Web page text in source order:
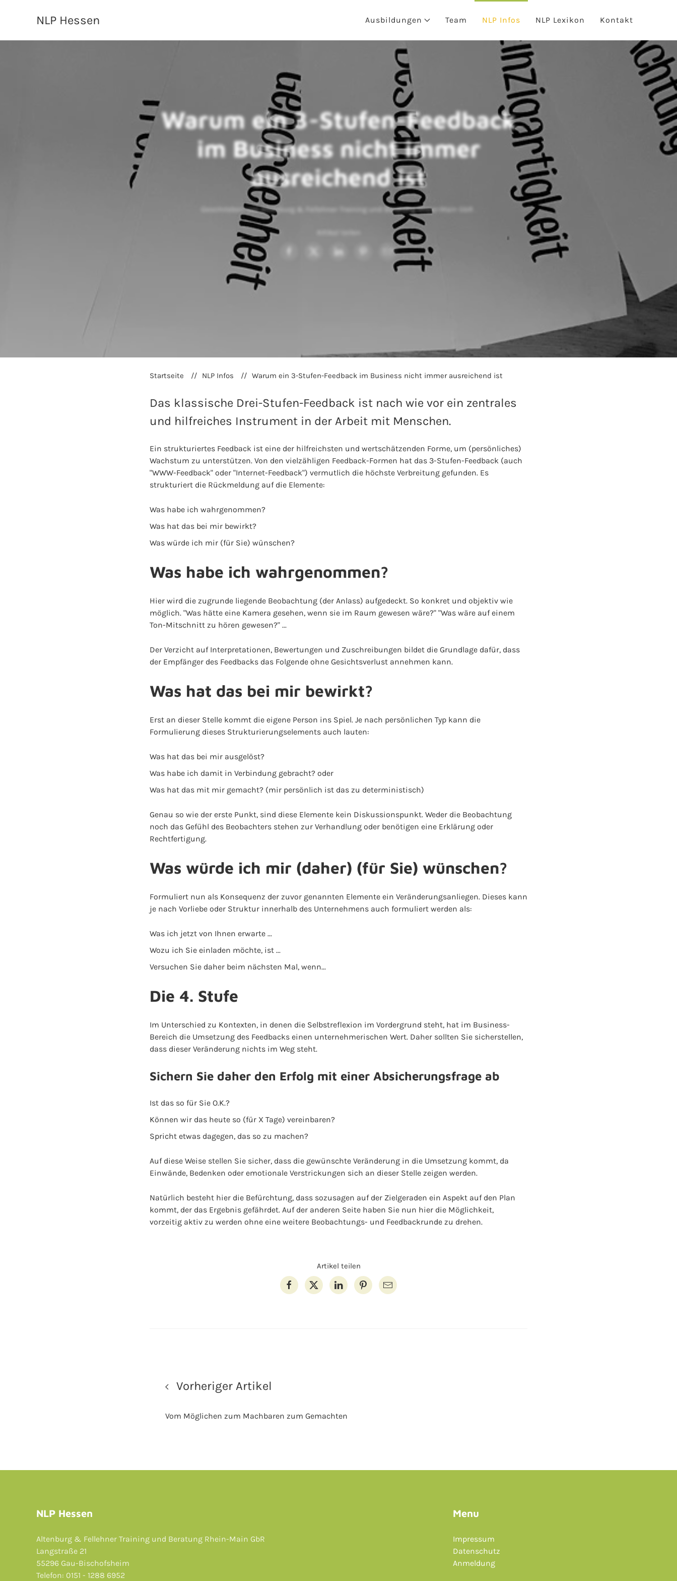
NLP Hessen Ausbildungen Team NLP Infos NLP Lexikon Kontakt
Warum ein 3-Stufen-Feedback
im Business nicht immer
ausreichend ist
Geschrieben von Altenburg & Fellehner Training und Beratung Rhein-Main GbR
Startseite NLP Infos Warum ein 3-Stufen-Feedback im Business nicht immer ausreichend ist
Das klassische Drei-Stufen-Feedback ist nach wie vor ein zentrales
und hilfreiches Instrument in der Arbeit mit Menschen.
Ein strukturiertes Feedback ist eine der hilfreichsten und wertschätzenden Forme, um (persönliches)
Wachstum zu unterstützen. Von den vielzähligen Feedback-Formen hat das 3-Stufen-Feedback (auch
"WWW-Feedback" oder "Internet-Feedback") vermutlich die höchste Verbreitung gefunden. Es
strukturiert die Rückmeldung auf die Elemente:
Was habe ich wahrgenommen?
Was hat das bei mir bewirkt?
Was würde ich mir (für Sie) wünschen?
Was habe ich wahrgenommen?
Hier wird die zugrunde liegende Beobachtung (der Anlass) aufgedeckt. So konkret und objektiv wie
möglich. "Was hätte eine Kamera gesehen, wenn sie im Raum gewesen wäre?" "Was wäre auf einem
Ton-Mitschnitt zu hören gewesen?" ...
Der Verzicht auf Interpretationen, Bewertungen und Zuschreibungen bildet die Grundlage dafür, dass
der Empfänger des Feedbacks das Folgende ohne Gesichtsverlust annehmen kann.
Was hat das bei mir bewirkt?
Erst an dieser Stelle kommt die eigene Person ins Spiel. Je nach persönlichen Typ kann die
Formulierung dieses Strukturierungselements auch lauten:
Was hat das bei mir ausgelöst?
Was habe ich damit in Verbindung gebracht? oder
Was hat das mit mir gemacht? (mir persönlich ist das zu deterministisch)
Genau so wie der erste Punkt, sind diese Elemente kein Diskussionspunkt. Weder die Beobachtung
noch das Gefühl des Beobachters stehen zur Verhandlung oder benötigen eine Erklärung oder
Rechtfertigung.
Was würde ich mir (daher) (für Sie) wünschen?
Formuliert nun als Konsequenz der zuvor genannten Elemente ein Veränderungsanliegen. Dieses kann
je nach Vorliebe oder Struktur innerhalb des Unternehmens auch formuliert werden als:
Was ich jetzt von Ihnen erwarte ...
Wozu ich Sie einladen möchte, ist ...
Versuchen Sie daher beim nächsten Mal, wenn...
Die 4. Stufe
Im Unterschied zu Kontexten, in denen die Selbstreflexion im Vordergrund steht, hat im Business-
Bereich die Umsetzung des Feedbacks einen unternehmerischen Wert. Daher sollten Sie sicherstellen,
dass dieser Veränderung nichts im Weg steht.
Sichern Sie daher den Erfolg mit einer Absicherungsfrage ab
Ist das so für Sie O.K.?
Können wir das heute so (für X Tage) vereinbaren?
Spricht etwas dagegen, das so zu machen?
Auf diese Weise stellen Sie sicher, dass die gewünschte Veränderung in die Umsetzung kommt, da
Einwände, Bedenken oder emotionale Verstrickungen sich an dieser Stelle zeigen werden.
Natürlich besteht hier die Befürchtung, dass sozusagen auf der Zielgeraden ein Aspekt auf den Plan
kommt, der das Ergebnis gefährdet. Auf der anderen Seite haben Sie nun hier die Möglichkeit,
vorzeitig aktiv zu werden ohne eine weitere Beobachtungs- und Feedbackrunde zu drehen.
Artikel teilen
Vorheriger Artikel
Vom Möglichen zum Machbaren zum Gemachten
NLP Hessen
Altenburg & Fellehner Training und Beratung Rhein-Main GbR
Langstraße 21
55296 Gau-Bischofsheim
Telefon: 0151 - 1288 6952
Menu
Impressum
Datenschutz
Anmeldung